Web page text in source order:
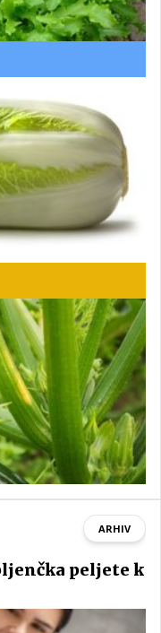
ARHIV
peljete k